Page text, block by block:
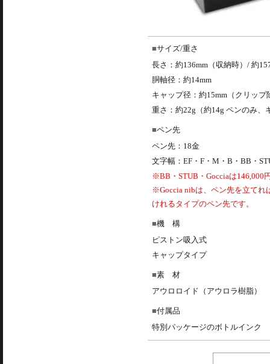
サイズ/重さ
長さ：約136mm（収納時）/ 約
胴軸径：約14mm
キャップ径：約15mm（クリップ
重さ：約22g（約14g ペンのみ、
ペン先
ペン先：18金
文字幅：EF・F・M・B・BB・
※BB・STUB・Gocciaは146,000
※Goccia nibは、ペン先を立てれ
けれるタイプのペン先です。
機 構
ピストン吸入式
キャップタイプ
素 材
アウロロイド（アウロラ樹脂）
付属品
特別パッケージのボトルインク